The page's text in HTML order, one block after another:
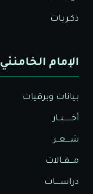
ذكـريـات
الإمام الخامنئي
بيانات وبرقيات
أخــــــبــار
شــــعــر
مـــقــالات
دراســــات